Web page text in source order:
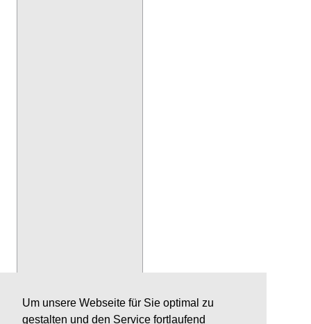
Um unsere Webseite für Sie optimal zu
gestalten und den Service fortlaufend